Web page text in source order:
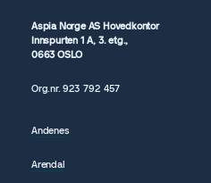
Aspia Norge AS Hovedkontor
Innspurten 1 A, 3. etg.,
0663 OSLO
Org.nr.923 792457
Andenes
Arendal